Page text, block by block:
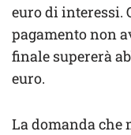
euro di interessi.
pagamento non
finale supererà
euro.
La domanda che